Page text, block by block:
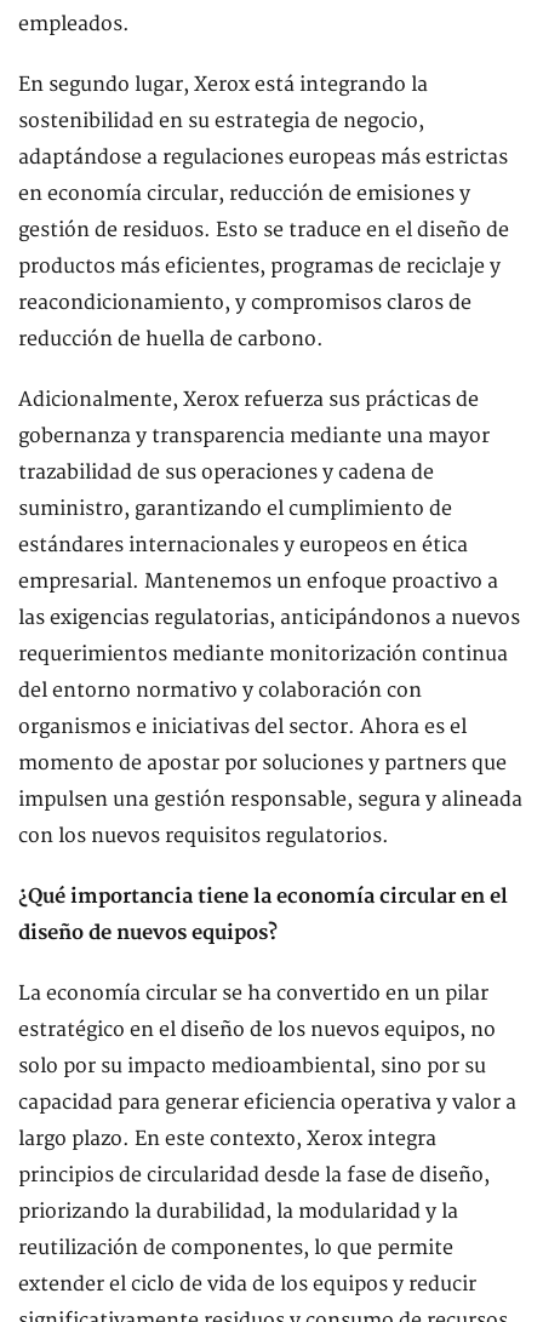
empleados.
En segundo lugar, Xerox está integrando la
sostenibilidad en su estrategia de negocio,
adaptándose a regulaciones europeas más estrictas
en economía circular, reducción de emisiones y
gestión de residuos. Esto se traduce en el diseño de
productos más eficientes, programas de reciclaje y
reacondicionamiento, y compromisos claros de
reducción de huella de carbono.
Adicionalmente, Xerox refuerza sus prácticas de
gobernanza y transparencia mediante una mayor
trazabilidad de sus operaciones y cadena de
suministro, garantizando el cumplimiento de
estándares internacionales y europeos en ética
empresarial. Mantenemos un enfoque proactivo a
las exigencias regulatorias, anticipándonos a nuevos
requerimientos mediante monitorización continua
del entorno normativo y colaboración con
organismos e iniciativas del sector. Ahora es el
momento de apostar por soluciones y partners que
impulsen una gestión responsable, segura y alineada
con los nuevos requisitos regulatorios.
¿Qué importancia tiene la economía circular en el
diseño de nuevos equipos?
La economía circular se ha convertido en un pilar
estratégico en el diseño de los nuevos equipos, no
solo por su impacto medioambiental, sino por su
capacidad para generar eficiencia operativa y valor a
largo plazo. En este contexto, Xerox integra
principios de circularidad desde la fase de diseño,
priorizando la durabilidad, la modularidad y la
reutilización de componentes, lo que permite
extender el ciclo de vida de los equipos y reducir